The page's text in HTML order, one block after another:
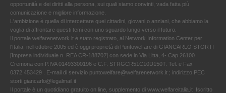
opportunità e dei diritti alla persona, sui quali siamo convinti, vada fatta più
comunicazione e migliore informazione.
L'ambizione è quella di intercettare quei cittadini, giovani o anziani, che abbiamo la
voglia di affrontare questi temi con uno sguardo lungo verso il futuro.
Il portale welfarenetwork.it è stato registrato, al Network Information Center per
l'Italia, nell’ottobre 2005 ed è oggi proprietà di Puntowelfare di GIANCARLO STORTI
[Impresa individuale n. REA CR-188702] con sede in Via Litta, 4- Cap 26100
Cremona con P.IVA 01493300196 e C.F. STRGCR51C10D150T. Tel. e Fax
0372.453429 . E-mail di servizio puntowelfare@welfarenetwork.it ; indirizzo PEC
storti.giancarlo@legalmail.it
Il portale è un quotidiano gratuito on line, supplemento di www.welfareitalia.it ,Iscritto